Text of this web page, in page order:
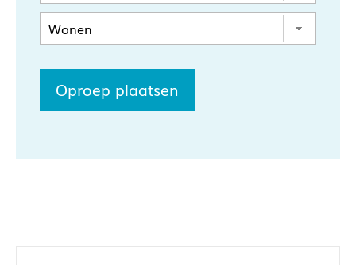
Oproep plaatsen